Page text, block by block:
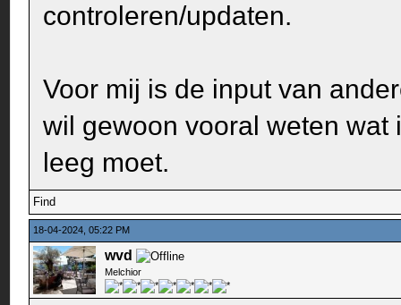
controleren/updaten.
Voor mij is de input van
wil gewoon vooral weten
leeg moet.
Find
18-04-2024, 05:22 PM
wvd
Melchior